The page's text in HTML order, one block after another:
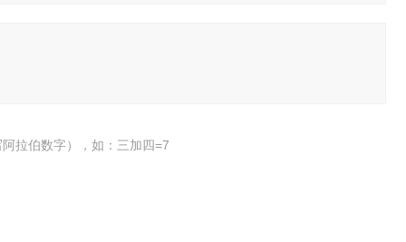
拉伯数字），如：三加四=7